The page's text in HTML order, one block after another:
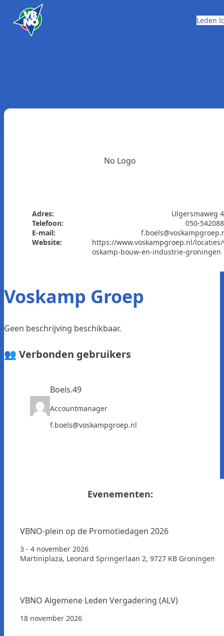
Skip to content
Leden
No Logo
Adres:
Ulgersmaweg
Telefoon:
050-
E-mail:
Website:
https://www.voskampgroep.nl/
oskamp-bouw-en-industrie-groningen
Voskamp Groep
Geen beschrijving beschikbaar.
👥 Verbonden gebruikers
Boels.49
Accountmanager
f.boels@voskampgroep.nl
Evenementen:
VBNO-plein op de Promotiedagen 2026
3 - 4 november 2026
Martiniplaza, Leonard Springerlaan 2, 9727 KB Groningen
VBNO Algemene Leden Vergadering (ALV)
18 november 2026